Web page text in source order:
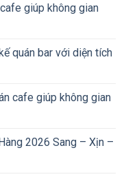
giúp không gian
quán bar với diện tích
cafe giúp không gian
2026 Sang – Xịn –